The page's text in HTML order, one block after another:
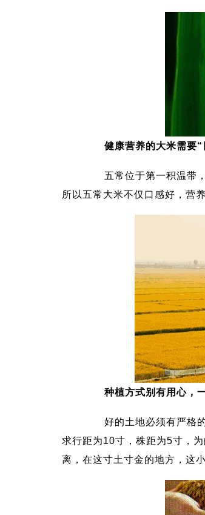
健康营养的大米需要“
五常位于第一积温带，
所以五常大米不仅口感好，营
种植方式别有用心，
好的土地必须有严格的
求行距为10寸，株距为5寸，
离，在这寸土寸金的地方，这